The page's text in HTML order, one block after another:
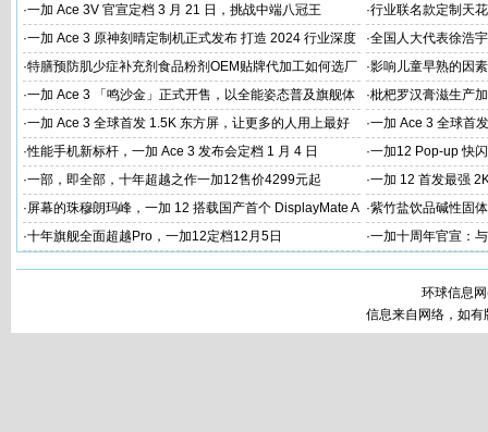
学唱响
·一加 Ace 3V 官宣定档 3 月 21 日，挑战中端八冠王 ·行业联名款定制天
火速告罄
·一加 Ace 3 原神刻晴定制机正式发布 打造 2024 行业深度
定制新标杆
·全国人大代表徐浩
国建设
·特膳预防肌少症补充剂食品粉剂OEM贴牌代加工如何选厂
家
·影响儿童早熟的因
代工厂
·一加 Ace 3 「鸣沙金」正式开售，以全能姿态普及旗舰体
验
·枇杷罗汉膏滋生产
家
·一加 Ace 3 全球首发 1.5K 东方屏，让更多的人用上最好
的屏幕
·一加 Ace 3 全球首
屏幕体验
·性能手机新标杆，一加 Ace 3 发布会定档 1 月 4 日 ·一加12 Pop-up 快
·一部，即全部，十年超越之作一加12售价4299元起 ·一加 12 首发最强
·屏幕的珠穆朗玛峰，一加 12 搭载国产首个 DisplayMate A
+ 2K 东方屏
·紫竹盐饮品碱性固
工
·十年旗舰全面超越Pro，一加12定档12月5日 ·一加十周年官宣：
环球信息
信息来自网络，如